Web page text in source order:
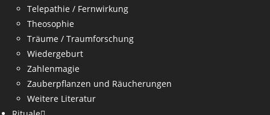
Telepathie / Fernwirkung
Theosophie
Träume / Traumforschung
Wiedergeburt
Zahlenmagie
Zauberpflanzen und Räucherungen
Weitere Literatur